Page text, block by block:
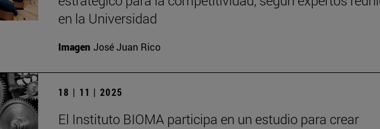
en la Universidad
Imagen José Juan Rico
18 | 11 | 2025
El Instituto BIOMA participa en un estudio para crear